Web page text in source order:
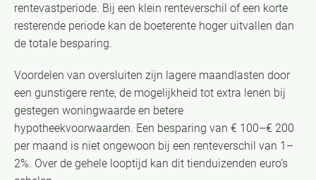
rentevastperiode. Bij een klein renteverschil of een korte
resterende periode kan de boeterente hoger uitvallen dan
de totale besparing.
Voordelen van oversluiten zijn lagere maandlasten door
een gunstigere rente, de mogelijkheid tot extra lenen bij
gestegen woningwaarde en betere
hypotheekvoorwaarden. Een besparing van € 100–€ 200
per maand is niet ongewoon bij een renteverschil van 1–
2%. Over de gehele looptijd kan dit tienduizenden euro’s